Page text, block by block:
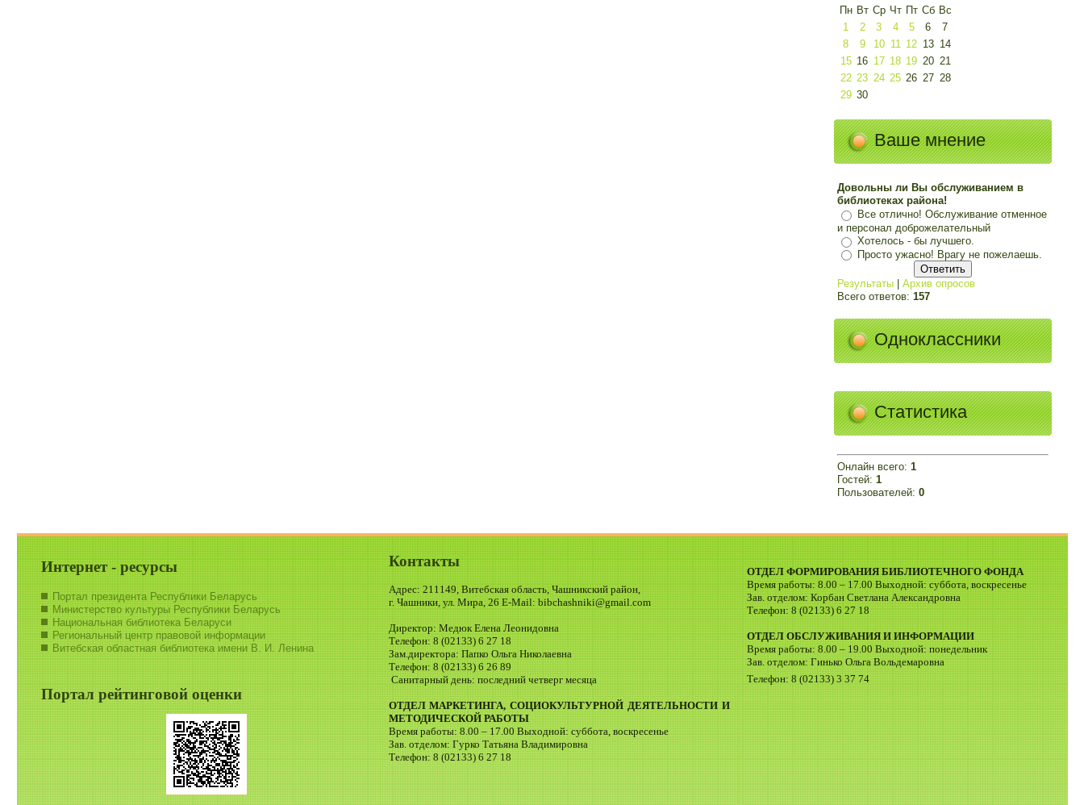
Пн Вт Ср Чт Пт Сб Вс
1
2 3 4 5 6
7
8
9 10 11 12 13 14
15 16 17 18 19 20 21
22 23 24 25 26 27 28
29 30
Ваше мнение
Довольны ли Вы обслуживанием в
библиотеках района!
Все отлично! Обслуживание отменное
и персонал доброжелательный
Хотелось - бы лучшего.
Просто ужасно! Врагу не пожелаешь.
Результаты| Архив опросов
Всего ответов: 157
Одноклассники
Статистика
Онлайн всего: 1
Гостей: 1
Пользователей: 0
Интернет - ресурсы
Портал президента Республики Беларусь
Министерство культуры Республики Беларусь
Национальная библиотека Беларуси
Региональный центр правовой информации
Витебская областная библиотека имени В. И. Ленина
Портал рейтинговой оценки
Контакты
Адрес: 211149, Витебская область, Чашникский район,
г. Чашники, ул. Мира, 26 E-Mail: bibchashniki@gmail.com
Директор: Медюк Елена Леонидовна
Телефон: 8 (02133) 6 27 18
Зам.директора: Папко Ольга Николаевна
Телефон: 8 (02133) 6 26 89
Санитарный день: последний четверг месяца
ОТДЕЛ МАРКЕТИНГА, СОЦИОКУЛЬТУРНОЙ ДЕЯТЕЛЬНОСТИ И
МЕТОДИЧЕСКОЙ РАБОТЫ
Время работы: 8.00 – 17.00 Выходной: суббота, воскресенье
Зав. отделом: Гурко Татьяна Владимировна
Телефон: 8 (02133) 6 27 18
ОТДЕЛ ФОРМИРОВАНИЯ БИБЛИОТЕЧНОГО ФОНДА
Время работы: 8.00 – 17.00 Выходной: суббота, воскресенье
Зав. отделом: Корбан Светлана Александровна
Телефон: 8 (02133) 6 27 18
ОТДЕЛ ОБСЛУЖИВАНИЯ И ИНФОРМАЦИИ
Время работы: 8.00 – 19.00 Выходной: понедельник
Зав. отделом: Гинько Ольга Вольдемаровна
Телефон: 8 (02133) 3 37 74